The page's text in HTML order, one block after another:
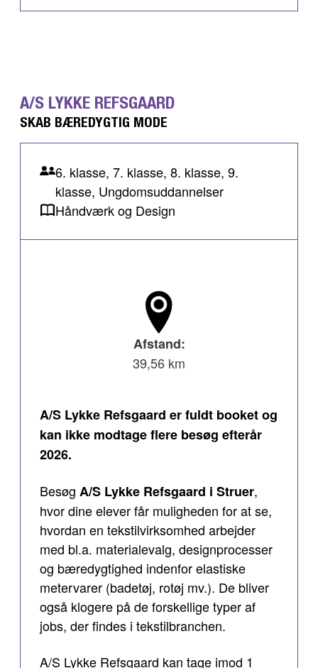
A/S LYKKE REFSGAARD
SKAB BÆREDYGTIG MODE
6. klasse, 7. klasse, 8. klasse, 9.
klasse, Ungdomsuddannelser
Håndværk og Design
Afstand:
39,56 km
A/S Lykke Refsgaard er fuldt booket og
kan ikke modtage flere besøg efterår
2026.
Besøg A/S Lykke Refsgaard i Struer,
hvor dine elever får muligheden for at se,
hvordan en tekstilvirksomhed arbejder
med bl.a. materialevalg, designprocesser
og bæredygtighed indenfor elastiske
metervarer (badetøj, rotøj mv.). De bliver
også klogere på de forskellige typer af
jobs, der findes i tekstilbranchen.
A/S Lykke Refsgaard kan tage imod 1